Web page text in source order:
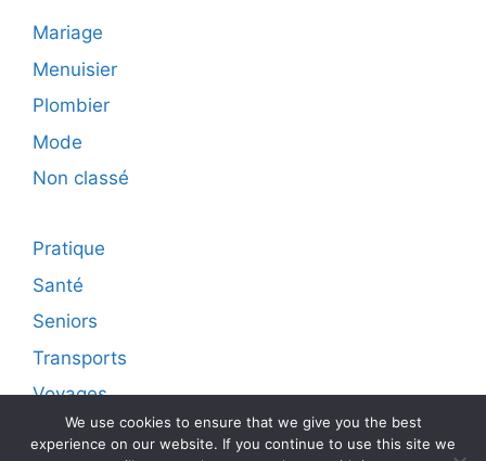
Mariage
Menuisier
Plombier
Mode
Non classé
Pratique
Santé
Seniors
Transports
Voyages
We use cookies to ensure that we give you the best
experience on our website. If you continue to use this site we